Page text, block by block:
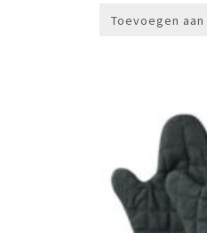
Toevoegen